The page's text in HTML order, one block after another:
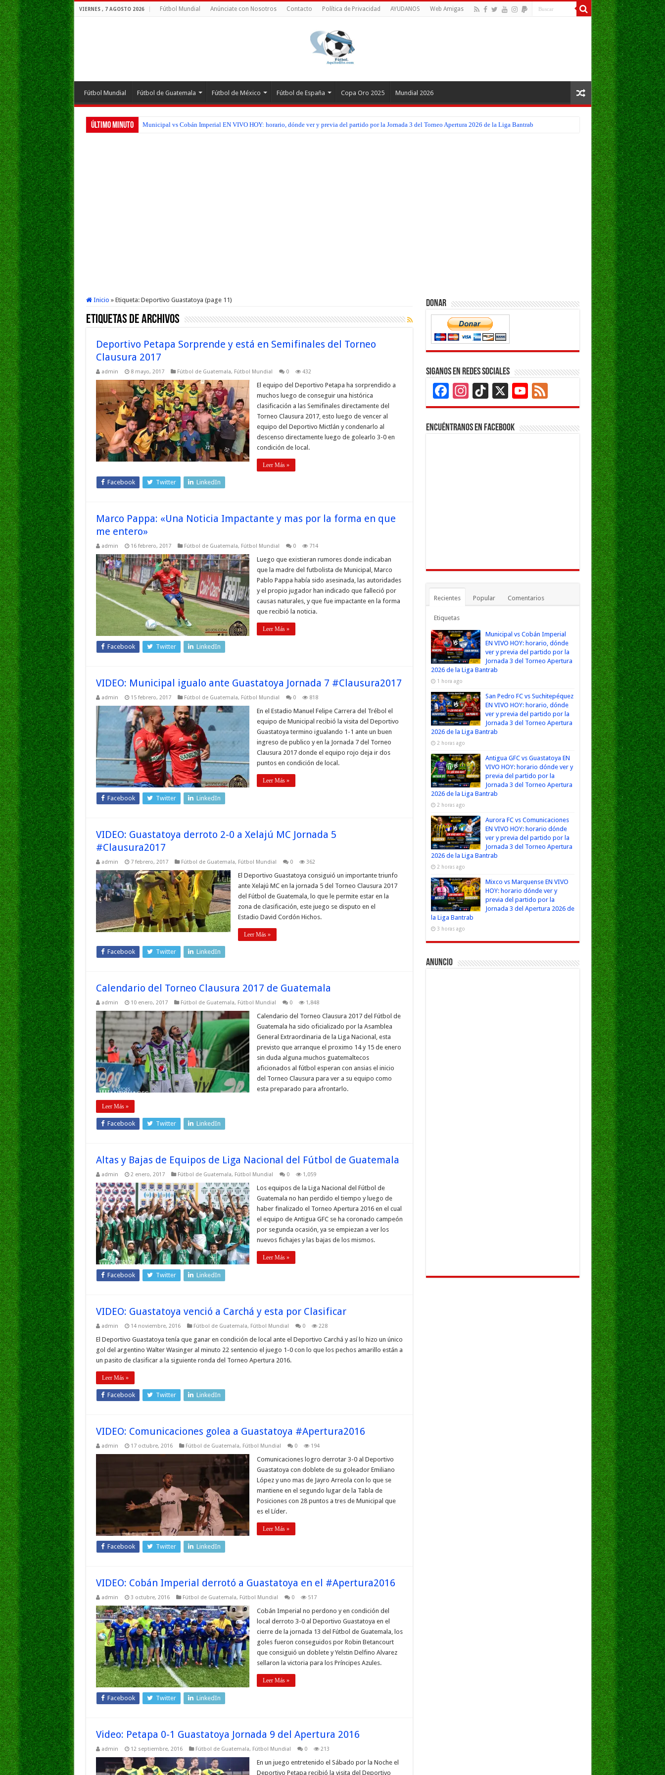
VIERNES , 7 AGOSTO 2026 Fútbol Mundial Anúnciate con Nosotros Contacto Política de Privacidad AYUDANOS Web Amigas
Fútbol Mundial Fútbol de Guatemala Fútbol de México Fútbol de España Copa Oro 2025 Mundial 2026
Último Minuto Municipal vs Cobán Imperial EN VIVO HOY: horario, dónde ver y previa del partido por la Jornada 3 del Torneo Apertura 2026 de la Liga Bantrab
Inicio » Etiqueta: Deportivo Guastatoya (page 11)
Etiquetas de Archivos
Deportivo Petapa Sorprende y está en Semifinales del Torneo
Clausura 2017
admin 8 mayo, 2017 Fútbol de Guatemala, Fútbol Mundial 0 432
El equipo del Deportivo Petapa ha sorprendido a
muchos luego de conseguir una histórica
clasificación a las Semifinales directamente del
Torneo Clausura 2017, esto luego de vencer al
equipo del Deportivo Mictlán y condenarlo al
descenso directamente luego de golearlo 3-0 en
condición de local.
Leer Más »
Facebook Twitter LinkedIn
Marco Pappa: «Una Noticia Impactante y mas por la forma en que
me entero»
admin 16 febrero, 2017 Fútbol de Guatemala, Fútbol Mundial 0 714
Luego que existieran rumores donde indicaban
que la madre del futbolista de Municipal, Marco
Pablo Pappa había sido asesinada, las autoridades
y el propio jugador han indicado que falleció por
causas naturales, y que fue impactante en la forma
que recibió la noticia.
Leer Más »
Facebook Twitter LinkedIn
VIDEO: Municipal igualo ante Guastatoya Jornada 7 #Clausura2017
admin 15 febrero, 2017 Fútbol de Guatemala, Fútbol Mundial 0 818
En el Estadio Manuel Felipe Carrera del Trébol el
equipo de Municipal recibió la visita del Deportivo
Guastatoya termino igualando 1-1 ante un buen
ingreso de publico y en la Jornada 7 del Torneo
Clausura 2017 donde el equipo rojo deja ir dos
puntos en condición de local.
Leer Más »
Facebook Twitter LinkedIn
VIDEO: Guastatoya derroto 2-0 a Xelajú MC Jornada 5
#Clausura2017
admin 7 febrero, 2017 Fútbol de Guatemala, Fútbol Mundial 0 362
El Deportivo Guastatoya consiguió un importante triunfo
ante Xelajú MC en la jornada 5 del Torneo Clausura 2017
del Fútbol de Guatemala, lo que le permite estar en la
zona de clasificación, este juego se disputo en el
Estadio David Cordón Hichos.
Leer Más »
Facebook Twitter LinkedIn
Calendario del Torneo Clausura 2017 de Guatemala
admin 10 enero, 2017 Fútbol de Guatemala, Fútbol Mundial 0 1,848
Calendario del Torneo Clausura 2017 del Fútbol de
Guatemala ha sido oficializado por la Asamblea
General Extraordinaria de la Liga Nacional, esta
previsto que arranque el proximo 14 y 15 de enero
sin duda alguna muchos guatemaltecos
aficionados al fútbol esperan con ansias el inicio
del Torneo Clausura para ver a su equipo como
esta preparado para afrontarlo.
Leer Más »
Facebook Twitter LinkedIn
Altas y Bajas de Equipos de Liga Nacional del Fútbol de Guatemala
admin 2 enero, 2017 Fútbol de Guatemala, Fútbol Mundial 0 1,059
Los equipos de la Liga Nacional del Fútbol de
Guatemala no han perdido el tiempo y luego de
haber finalizado el Torneo Apertura 2016 en el cual
el equipo de Antigua GFC se ha coronado campeón
por segunda ocasión, ya se empiezan a ver los
nuevos fichajes y las bajas de los mismos.
Leer Más »
Facebook Twitter LinkedIn
VIDEO: Guastatoya venció a Carchá y esta por Clasificar
admin 14 noviembre, 2016 Fútbol de Guatemala, Fútbol Mundial 0 228
El Deportivo Guastatoya tenía que ganar en condición de local ante el Deportivo Carchá y así lo hizo un único
gol del argentino Walter Wasinger al minuto 22 sentencio el juego 1-0 con lo que los pechos amarillo están a
un pasito de clasificar a la siguiente ronda del Torneo Apertura 2016.
Leer Más »
Facebook Twitter LinkedIn
VIDEO: Comunicaciones golea a Guastatoya #Apertura2016
admin 17 octubre, 2016 Fútbol de Guatemala, Fútbol Mundial 0 194
Comunicaciones logro derrotar 3-0 al Deportivo
Guastatoya con doblete de su goleador Emiliano
López y uno mas de Jayro Arreola con lo que se
mantiene en el segundo lugar de la Tabla de
Posiciones con 28 puntos a tres de Municipal que
es el Líder.
Leer Más »
Facebook Twitter LinkedIn
VIDEO: Cobán Imperial derrotó a Guastatoya en el #Apertura2016
admin 3 octubre, 2016 Fútbol de Guatemala, Fútbol Mundial 0 517
Cobán Imperial no perdono y en condición del
local derroto 3-0 al Deportivo Guastatoya en el
cierre de la jornada 13 del Fútbol de Guatemala, los
goles fueron conseguidos por Robin Betancourt
que consiguió un doblete y Yelstin Delfino Alvarez
sellaron la victoria para los Príncipes Azules.
Leer Más »
Facebook Twitter LinkedIn
Video: Petapa 0-1 Guastatoya Jornada 9 del Apertura 2016
admin 12 septiembre, 2016 Fútbol de Guatemala, Fútbol Mundial 0 213
En un juego entretenido el Sábado por la Noche el
Deportivo Petapa recibió la visita del Deportivo
Donar
Siganos en Redes Sociales
Facebook
Instagram
TikTok
X YouTube
Channel
Feed
Encuéntranos en Facebook
Recientes Popular Comentarios
Etiquetas
Municipal vs Cobán Imperial
EN VIVO HOY: horario, dónde
ver y previa del partido por la
Jornada 3 del Torneo Apertura
2026 de la Liga Bantrab
1 hora ago
San Pedro FC vs Suchitepéquez
EN VIVO HOY: horario, dónde
ver y previa del partido por la
Jornada 3 del Torneo Apertura
2026 de la Liga Bantrab
2 horas ago
Antigua GFC vs Guastatoya EN
VIVO HOY: horario dónde ver y
previa del partido por la
Jornada 3 del Torneo Apertura
2026 de la Liga Bantrab
2 horas ago
Aurora FC vs Comunicaciones
EN VIVO HOY: horario dónde
ver y previa del partido por la
Jornada 3 del Torneo Apertura
2026 de la Liga Bantrab
2 horas ago
Mixco vs Marquense EN VIVO
HOY: horario dónde ver y
previa del partido por la
Jornada 3 del Apertura 2026 de
la Liga Bantrab
3 horas ago
Anuncio